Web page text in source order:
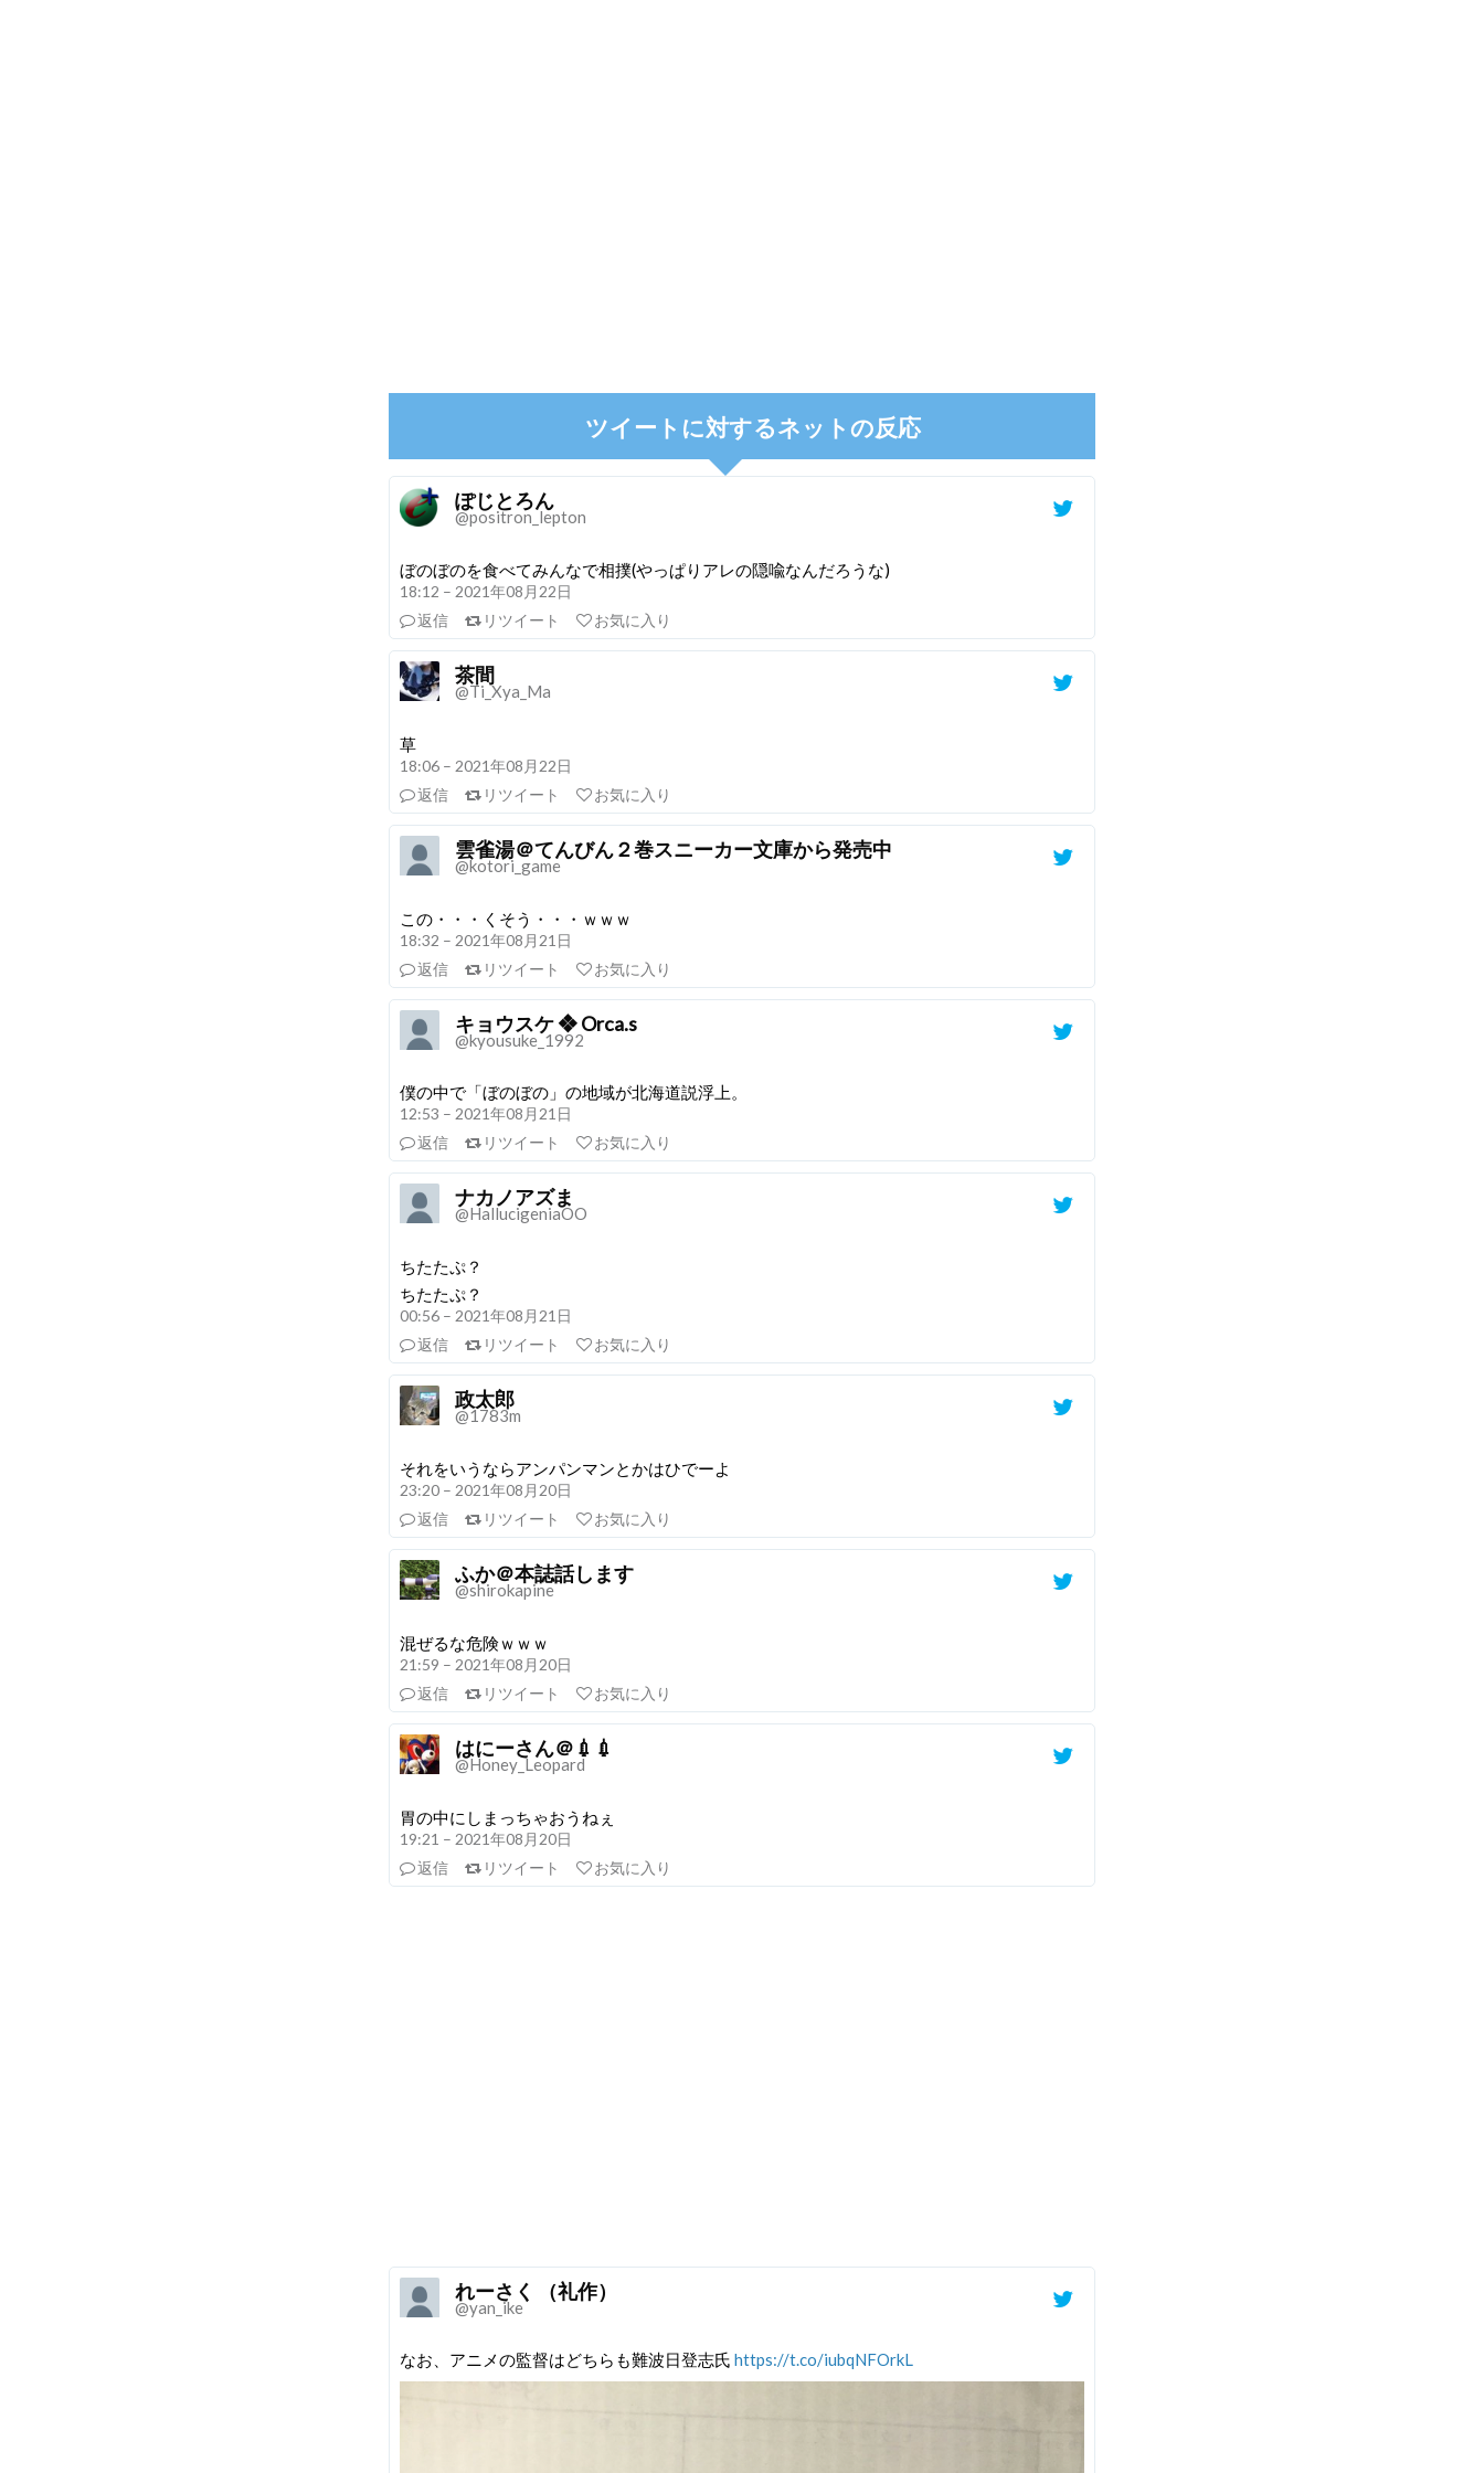
ツイートに対するネットの反応
ぽじとろん
@positron_lepton
ぼのぼのを食べてみんなで相撲(やっぱりアレの隠喩なんだろうな)
18:12 – 2021年08月22日
返信
リツイート お気に入り
茶間
@Ti_Xya_Ma
草
18:06 – 2021年08月22日
返信
リツイート お気に入り
雲雀湯＠てんびん２巻スニーカー文庫から発売中
@kotori_game
この・・・くそう・・・ｗｗｗ
18:32 – 2021年08月21日
返信
リツイート お気に入り
キョウスケ ❖ Orca.s
@kyousuke_1992
僕の中で「ぼのぼの」の地域が北海道説浮上。
12:53 – 2021年08月21日
返信
リツイート お気に入り
ナカノアズま
@HallucigeniaOO
ちたたぷ？
ちたたぷ？
00:56 – 2021年08月21日
返信
リツイート お気に入り
政太郎
@1783m
それをいうならアンパンマンとかはひでーよ
23:20 – 2021年08月20日
返信
リツイート お気に入り
ふか＠本誌話します
@shirokapine
混ぜるな危険ｗｗｗ
21:59 – 2021年08月20日
返信
リツイート お気に入り
はにーさん＠💉💉
@Honey_Leopard
胃の中にしまっちゃおうねぇ
19:21 – 2021年08月20日
返信
リツイート お気に入り
れーさく （礼作）
@yan_ike
なお、アニメの監督はどちらも難波日登志氏 https://t.co/iubqNFOrkL